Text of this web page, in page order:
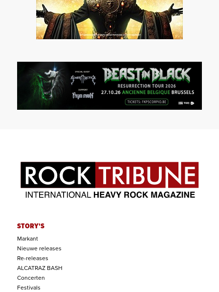
STORY'S
Markant
Nieuwe releases
Re-releases
ALCATRAZ BASH
Concerten
Festivals